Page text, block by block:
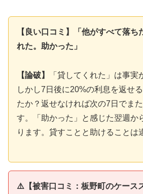
【良い口コミ】「他がすべて落ち
れた。助かった」
【論破】
「貸してくれた」は事実
しかし7日後に20%の利息を返せ
たか？返せなければ次の7日でま
す。「助かった」と感じた翌週か
ります。貸すことと助けることは
⚠️【被害口コミ：板野町のケース